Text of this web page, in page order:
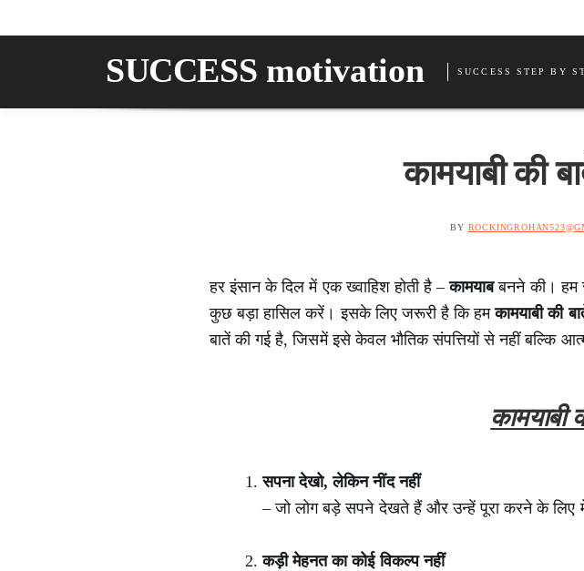
SUCCESS motivation SUCCESS STEP BY
कामयाबी की
BY
हर इंसान के दिल में एक ख्वाहिश होती है –कामयाबबनने की। हम
कुछ बड़ा हासिल करें। इसके लिए जरूरी है कि हमकामयाबी की
बातें की गई है, जिसमें इसे केवल भौतिक संपत्तियों से नहीं बल्कि
सपना देखो, लेकिन नींद नहीं
– जो लोग बड़े सपने देखते हैं और उन्हें पूरा करने के लिए
कड़ी मेहनत का कोई विकल्प नहीं